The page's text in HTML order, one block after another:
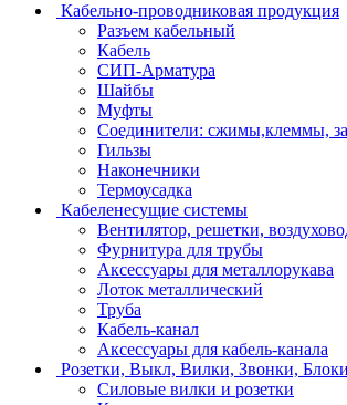
Кабельно-проводниковая продукция
Разъем кабельный
Кабель
СИП-Арматура
Шайбы
Муфты
Соединители: сжимы,клеммы,
Гильзы
Наконечники
Термоусадка
Кабеленесущие системы
Вентилятор, решетки,
Фурнитура для трубы
Аксессуары для металлорукава
Лоток металлический
Труба
Кабель-канал
Аксессуары для кабель-канала
Розетки, Выкл, Вилки, Звонки,
Силовые вилки и розетки